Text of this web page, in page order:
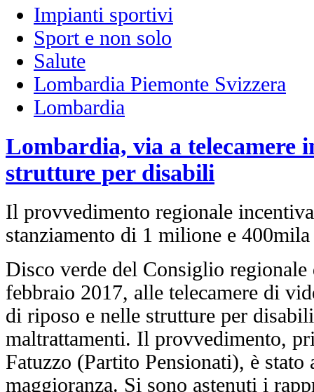
Impianti sportivi
Sport e non solo
Salute
Lombardia Piemonte Svizzera
Lombardia
Lombardia, via a telecamere
strutture per disabili
Il provvedimento regionale
stanziamento di 1 milione e
Disco verde del Consiglio
febbraio 2017, alle telecamere di
di riposo e nelle strutture per
maltrattamenti. Il provvedimento,
Fatuzzo (Partito Pensionati), è stato
maggioranza. Si sono astenuti i